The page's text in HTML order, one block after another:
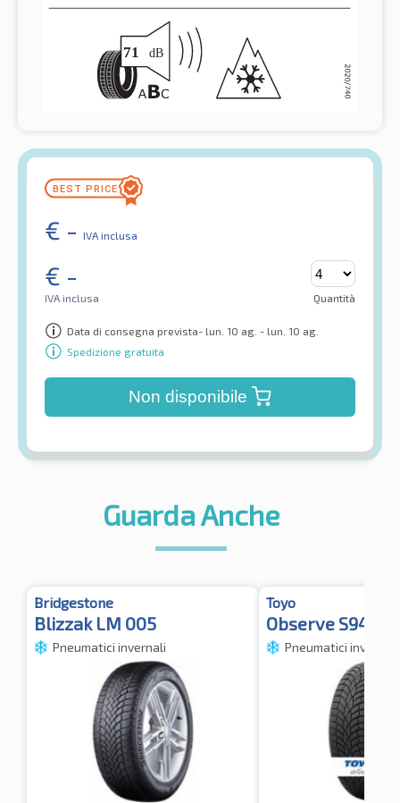
€ - IVA inclusa
€ -
IVA inclusa Quantità
Data di consegna prevista- lun. 10 ag. - lun. 10 ag.
Spedizione gratuita
Non disponibile
Guarda Anche
Bridgestone
Blizzak LM 005
Pneumatici invernali
Toyo
Observe S944
Pneumatici invernali